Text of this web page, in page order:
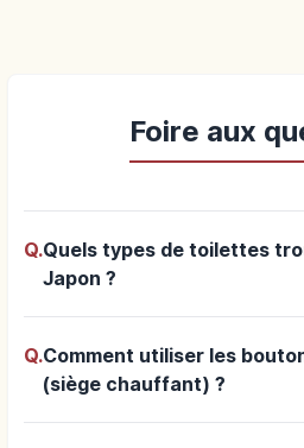
Foire aux
Q.Quels types de toilettes
Japon ?
Q.Comment utiliser les
(siège chauffant) ?